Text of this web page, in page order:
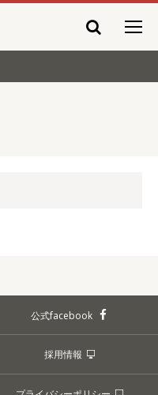
公式facebook
採用情報